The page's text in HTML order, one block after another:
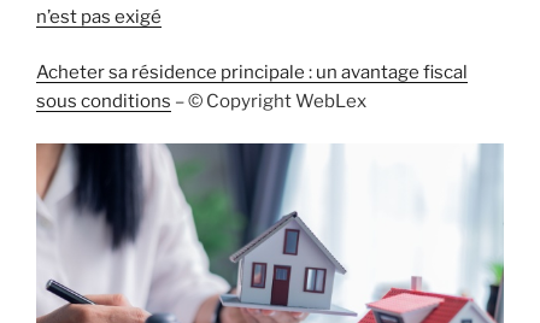
n’est pas exigé
Acheter sa résidence principale : un avantage fiscal
sous conditions – © Copyright WebLex